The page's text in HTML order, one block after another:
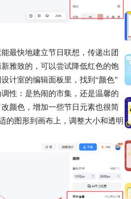
最快地建立节日联想，传递出团
雅致的，可以尝试降低红色的饱
计室的编辑面板里，找到“颜色”
性：是热闹的市集，还是温馨的
颜色，增加一些节日元素也很简
的图形到画布上，调整大小和透明